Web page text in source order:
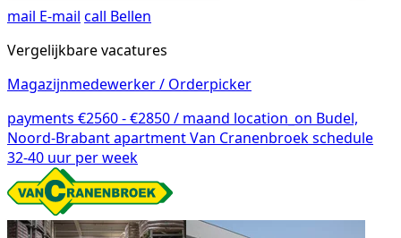
mail E-mail call Bellen
Vergelijkbare vacatures
Magazijnmedewerker / Orderpicker
payments €2560 - €2850 / maand location_on Budel,
Noord-BrabantapartmentVan Cranenbroekschedule
32-40 uur per week